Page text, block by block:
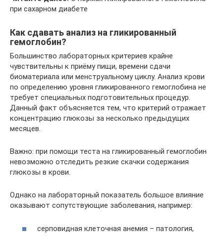
при сахарном диабете
Как сдавать анализ на гликированный
гемоглобин?
Большинство лабораторных критериев крайне
чувствительны к приёму пищи, времени сдачи
биоматериала или менструальному циклу. Анализ крови
по определению уровня гликированного гемоглобина не
требует специальных подготовительных процедур.
Данный факт объясняется тем, что критерий отражает
концентрацию глюкозы за несколько предыдущих
месяцев.
Важно: при помощи теста на гликированный гемоглобин
невозможно отследить резкие скачки содержания
глюкозы в крови.
Однако на лабораторный показатель большое влияние
оказывают сопутствующие заболевания, например:
серповидная клеточная анемия – патология,